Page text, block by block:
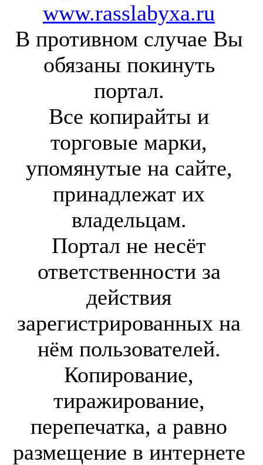
www.rasslabyxa.ru
В противном случае Вы
обязаны покинуть
портал.
Все копирайты и
торговые марки,
упомянутые на сайте,
принадлежат их
владельцам.
Портал не несёт
ответственности за
действия
зарегистрированных на
нём пользователей.
Копирование,
тиражирование,
перепечатка, а равно
размещение в интернете